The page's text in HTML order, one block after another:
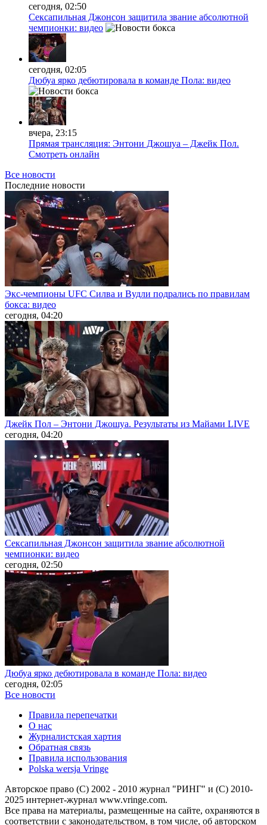
сегодня, 02:50
Сексапильная Джонсон защитила звание абсолютной
чемпионки: видео
сегодня, 02:05
Дюбуа ярко дебютировала в команде Пола: видео
вчера, 23:15
Прямая трансляция: Энтони Джошуа – Джейк Пол.
Смотреть онлайн
Все новости
Последние новости
Экс-чемпионы UFC Силва и Вудли подрались по правилам
бокса: видео
сегодня, 04:20
Джейк Пол – Энтони Джошуа. Результаты из Майами LIVE
сегодня, 04:20
Сексапильная Джонсон защитила звание абсолютной
чемпионки: видео
сегодня, 02:50
Дюбуа ярко дебютировала в команде Пола: видео
сегодня, 02:05
Все новости
Правила перепечатки
О нас
Журналистская хартия
Обратная связь
Правила использования
Polska wersja Vringe
Авторское право (С) 2002 - 2010 журнал "РИНГ" и (С) 2010-
2025 интернет-журнал www.vringe.com.
Все права на материалы, размещенные на сайте, охраняются в
соответствии с законодательством, в том числе, об авторском